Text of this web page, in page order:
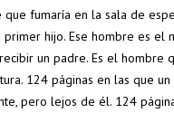
fumaría en la sala de
hijo. Ese hombre es
un padre. Es el hombre
124 páginas en las que
pero lejos de él. 124
5%